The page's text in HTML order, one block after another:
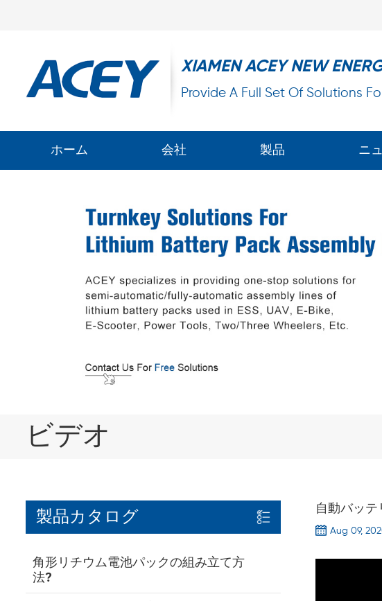
XIAMEN ACEY NEW
Provide A Full Set Of Solutions
ホーム 会社 製品 ニ
ビデオ
製品カタログ
角形リチウム電池パックの組み立て方
法?
自動バッ
Aug 09,